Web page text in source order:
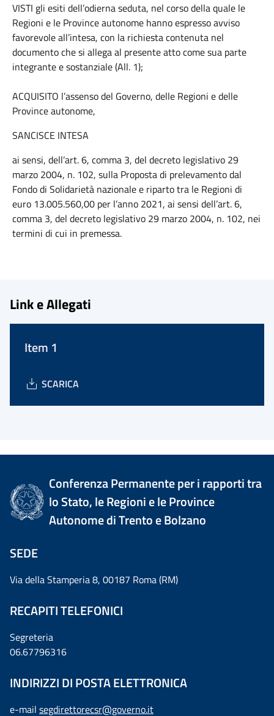
VISTI gli esiti dell’odierna seduta, nel corso della quale le
Regioni e le Province autonome hanno espresso avviso
favorevole all’intesa, con la richiesta contenuta nel
documento che si allega al presente atto come sua parte
integrante e sostanziale (All. 1);
ACQUISITO l’assenso del Governo, delle Regioni e delle
Province autonome,
SANCISCE INTESA
ai sensi, dell’art. 6, comma 3, del decreto legislativo 29
marzo 2004, n. 102, sulla Proposta di prelevamento dal
Fondo di Solidarietà nazionale e riparto tra le Regioni di
euro 13.005.560,00 per l’anno 2021, ai sensi dell’art. 6,
comma 3, del decreto legislativo 29 marzo 2004, n. 102, nei
termini di cui in premessa.
Link e Allegati
Item 1
SCARICA
Conferenza Permanente per i rapporti tra
lo Stato, le Regioni e le Province
Autonome di Trento e Bolzano
SEDE
Via della Stamperia 8, 00187 Roma (RM)
RECAPITI TELEFONICI
Segreteria
06.67796316
INDIRIZZI DI POSTA ELETTRONICA
e-mail segdirettorecsr@governo.it